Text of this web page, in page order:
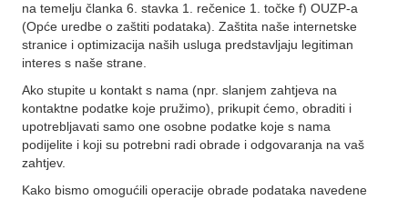
na temelju članka 6. stavka 1. rečenice 1. točke f) OUZP-a
(Opće uredbe o zaštiti podataka). Zaštita naše internetske
stranice i optimizacija naših usluga predstavljaju legitiman
interes s naše strane.
Ako stupite u kontakt s nama (npr. slanjem zahtjeva na
kontaktne podatke koje pružimo), prikupit ćemo, obraditi i
upotrebljavati samo one osobne podatke koje s nama
podijelite i koji su potrebni radi obrade i odgovaranja na vaš
zahtjev.
Kako bismo omogućili operacije obrade podataka navedene